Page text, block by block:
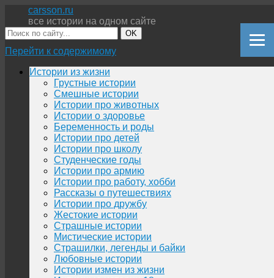
carsson.ru
все истории на одном сайте
OK
Перейти к содержимому
Истории из жизни
Грустные истории
Смешные истории
Истории про животных
Истории о здоровье
Беременность и роды
Истории про детей
Истории про школу
Студенческие годы
Истории про армию
Истории про работу, хобби
Рассказы о путешествиях
Истории про дружбу
Жестокие истории
Страшные истории
Мистические истории
Страшилки, легенды и байки
Любовные истории
Истории измен из жизни